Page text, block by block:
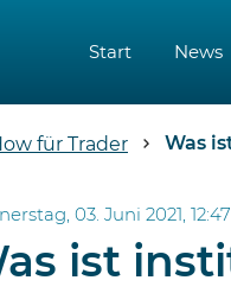
Start News
für Trader Was ist
03. Juni 2021,
ist